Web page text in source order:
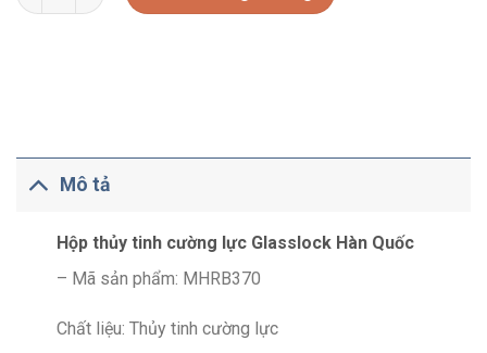
Mô tả
Hộp thủy tinh cường lực Glasslock Hàn Quốc
– Mã sản phẩm: MHRB370
Chất liệu: Thủy tinh cường lực